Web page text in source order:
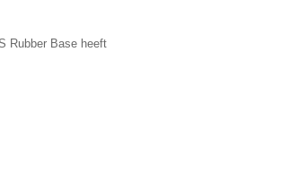
Rubber Base heeft